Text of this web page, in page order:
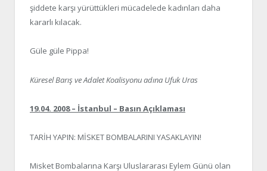
şiddete karşı yürüttükleri mücadelede kadınları daha
kararlı kılacak.
Güle güle Pippa!
Küresel Barış ve Adalet Koalisyonu adına Ufuk Uras
19.04. 2008 – İstanbul – Basın Açıklaması
TARİH YAPIN: MİSKET BOMBALARINI YASAKLAYIN!
Misket Bombalarına Karşı Uluslararası Eylem Günü olan